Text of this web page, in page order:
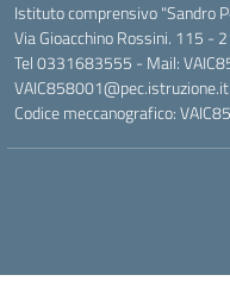
Istituto comprensivo "Sandro
Via Gioacchino Rossini. 115 -
Tel 0331683555 - Mail:
VAIC858001@pec.istruzione.it
Codice meccanografico: